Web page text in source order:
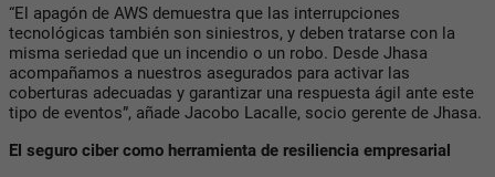
“El apagón de AWS demuestra que las interrupciones
tecnológicas también son siniestros, y deben tratarse con la
misma seriedad que un incendio o un robo. Desde Jhasa
acompañamos a nuestros asegurados para activar las
coberturas adecuadas y garantizar una respuesta ágil ante este
tipo de eventos”, añade Jacobo Lacalle, socio gerente de Jhasa.
El seguro ciber como herramienta de resiliencia empresarial